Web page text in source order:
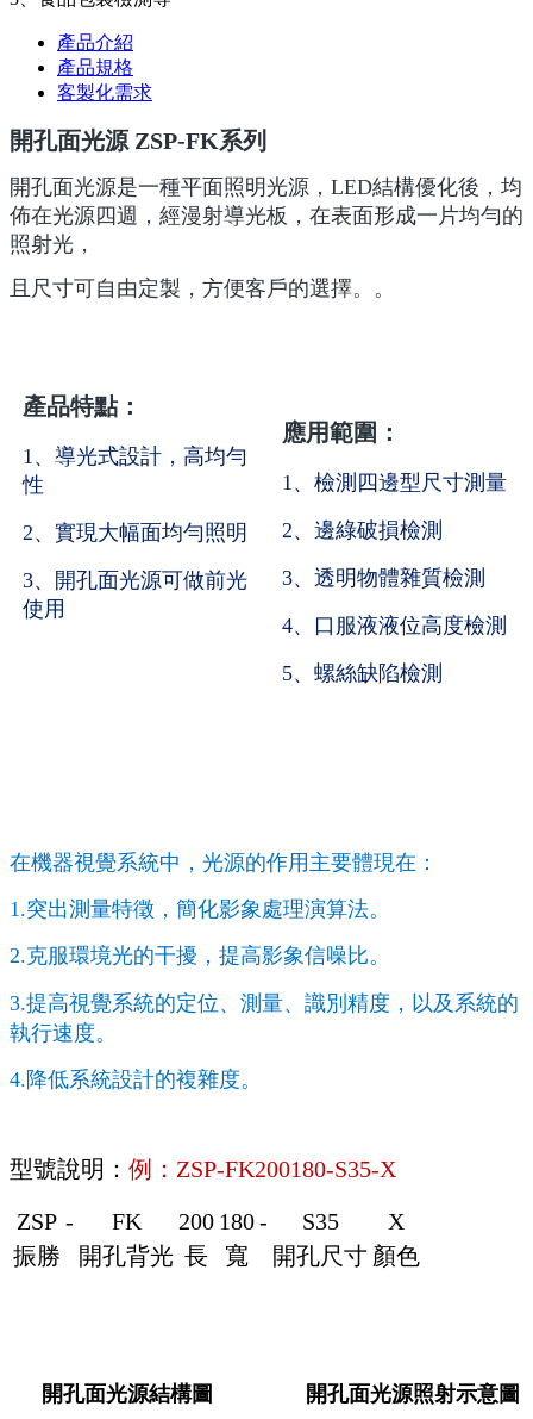
產品介紹
產品規格
客製化需求
開孔面光源 ZSP-FK系列
開孔面光源是一種平面照明光源，LED結構優化後，均
佈在光源四週，經漫射導光板，在表面形成一片均勻的
照射光，
且尺寸可自由定製，方便客戶的選擇。。
產品特點：
1、導光式設計，高均勻
性
2、實現大幅面均勻照明
3、開孔面光源可做前光
使用
應用範圍：
1、檢測四邊型尺寸測量
2、邊綠破損檢測
3、透明物體雜質檢測
4、口服液液位高度檢測
5、螺絲缺陷檢測
在機器視覺系統中，光源的作用主要體現在：
1.突出測量特徵，簡化影象處理演算法。
2.克服環境光的干擾，提高影象信噪比。
3.提高視覺系統的定位、測量、識別精度，以及系統的
執行速度。
4.降低系統設計的複雜度。
型號說明： 例：ZSP-FK200180-S35-X
ZSP - FK 200 180- S35
X
振勝
開孔背光 長 寬 開孔尺寸 顏色
開孔面光源結構圖 開孔面光源照射示意圖